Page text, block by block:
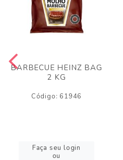
BARBECUE HEINZ BAG
2 KG
Código: 61946
Faça seu login
ou